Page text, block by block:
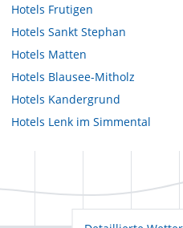
Hotels Frutigen
Hotels Sankt Stephan
Hotels Matten
Hotels Blausee-Mitholz
Hotels Kandergrund
Hotels Lenk im Simmental